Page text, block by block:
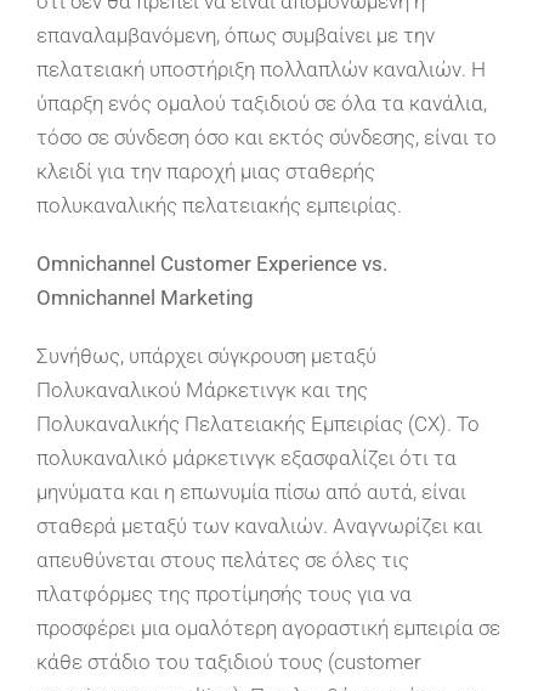
επαναλαμβανόμενη, όπως συμβαίνει με την
πελατειακή υποστήριξη πολλαπλών καναλιών. Η
ύπαρξη ενός ομαλού ταξιδιού σε όλα τα κανάλια,
τόσο σε σύνδεση όσο και εκτός σύνδεσης, είναι το
κλειδί για την παροχή μιας σταθερής
πολυκαναλικής πελατειακής εμπειρίας.
Omnichannel Customer Experience vs.
Omnichannel Marketing
Συνήθως, υπάρχει σύγκρουση μεταξύ
Πολυκαναλικού Μάρκετινγκ και της
Πολυκαναλικής Πελατειακής Εμπειρίας (CX). Το
πολυκαναλικό μάρκετινγκ εξασφαλίζει ότι τα
μηνύματα και η επωνυμία πίσω από αυτά, είναι
σταθερά μεταξύ των καναλιών. Αναγνωρίζει και
απευθύνεται στους πελάτες σε όλες τις
πλατφόρμες της προτίμησής τους για να
προσφέρει μια ομαλότερη αγοραστική εμπειρία σε
κάθε στάδιο του ταξιδιού τους (customer